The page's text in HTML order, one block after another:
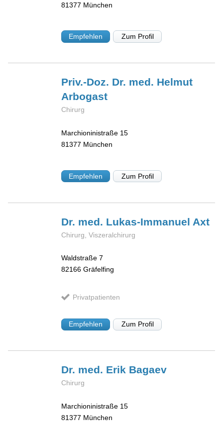
81377 München
Empfehlen Zum Profil
Priv.-Doz. Dr. med. Helmut
Arbogast
Chirurg
Marchioninistraße 15
81377 München
Empfehlen Zum Profil
Dr. med. Lukas-Immanuel Axt
Chirurg, Viszeralchirurg
Waldstraße 7
82166 Gräfelfing
Privatpatienten
Empfehlen Zum Profil
Dr. med. Erik Bagaev
Chirurg
Marchioninistraße 15
81377 München